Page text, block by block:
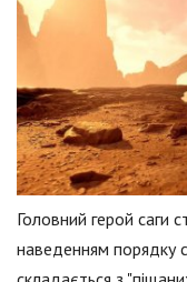
Головний герой саги
наведенням порядку